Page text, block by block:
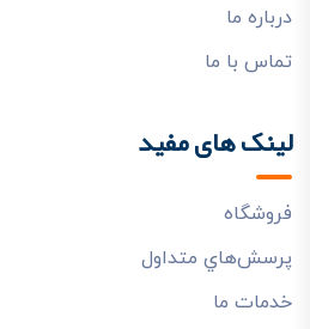
درباره ما
تماس با ما
لینک های مفید
فروشگاه
پرسش‌هاي متداول
خدمات ما